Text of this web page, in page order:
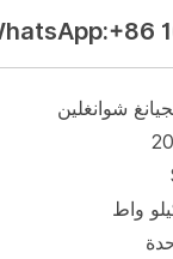
+86
شوانغلين